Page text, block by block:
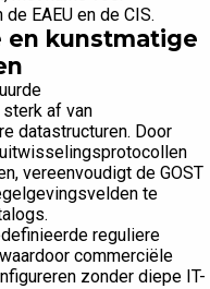
EAEU en de CIS.
en kunstmatige
af van
datastructuren. Door
vereenvoudigt de GOST
te
reguliere
commerciële
zonder diepe IT-